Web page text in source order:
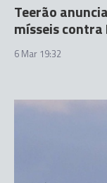
Teerão
mísseis contra
6 Mar 19:32